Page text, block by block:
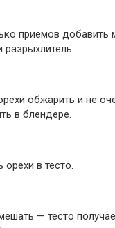
приемов добавить
разрыхлитель.
обжарить и не
в блендере.
орехи в тесто.
— тесто